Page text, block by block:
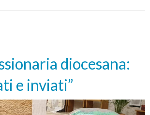
diocesana:
e inviati”